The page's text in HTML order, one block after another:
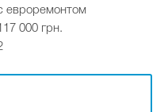
евроремонтом
000 грн.